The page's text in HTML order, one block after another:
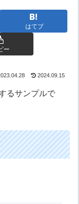
はてブ
ー
2024.09.15
るサンプルで